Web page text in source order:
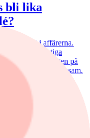
bli lika
hög fart i affärerna.
kan bli riktiga
just storsatsningen på
nuggets, blir lönsam.
– nu